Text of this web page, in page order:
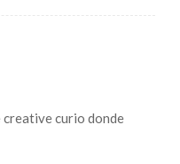
creative curio donde